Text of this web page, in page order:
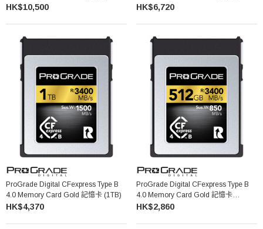
(1.6TB)
HK$10,500
(800GB)
HK$6,720
ProGrade Digital CFexpress Type B
4.0 Memory Card Gold 記憶卡 (1TB)
HK$4,370
ProGrade Digital CFexpress Type B
4.0 Memory Card Gold 記憶卡
(512GB)
HK$2,860